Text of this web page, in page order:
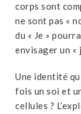
corps sont
ne sont pas «
du « Je »
envisager un «
Une identité
fois un soi et
cellules ?